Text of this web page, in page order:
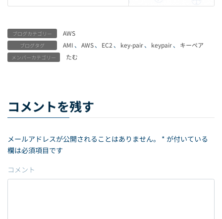
ブログカテゴリー AWS
ブログタグ AMI 、 AWS、 EC2 、 key-pair、 keypair、 キーペア
メンバーカテゴリー たむ
コメントを残す
メールアドレスが公開されることはありません。 * が付いている
欄は必須項目です
コメント